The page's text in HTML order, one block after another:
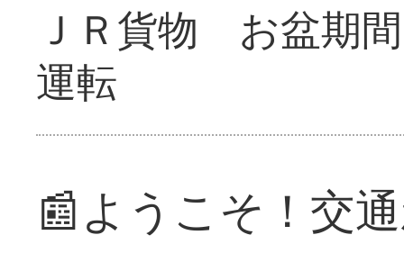
ＪＲ貨物 お盆期
運転
📰ようこそ！交